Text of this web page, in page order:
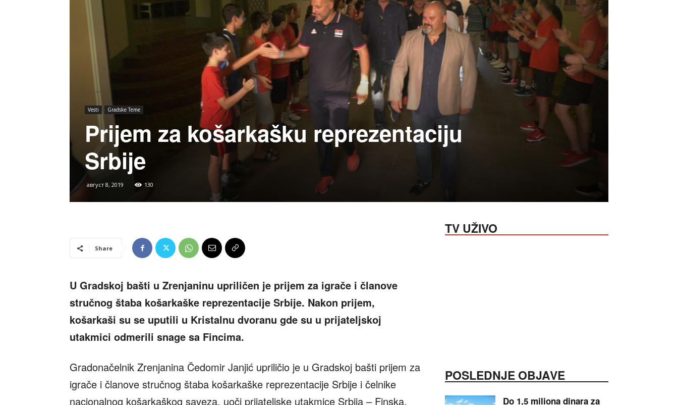
Vesti Gradske Teme
Prijem za košarkašku reprezentaciju
Srbije
август 8, 2019 130
Share
U Gradskoj bašti u Zrenjaninu upriličen je prijem za igrače i članove
stručnog štaba košarkaške reprezentacije Srbije. Nakon prijem,
košarkaši su se uputili u Kristalnu dvoranu gde su u prijateljskoj
utakmici odmerili snage sa Fincima.
Gradonačelnik Zrenjanina Čedomir Janjić upriličio je u Gradskoj bašti prijem za
igrače i članove stručnog štaba košarkaške reprezentacije Srbije i čelnike
nacionalnog košarkaškog saveza, uoči prijateljske utakmice Srbija – Finska,
TV UŽIVO
POSLEDNJE OBJAVE
Do 1,5 miliona dinara za